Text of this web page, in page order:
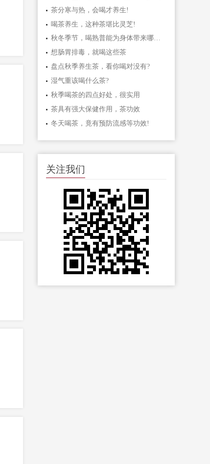
茶分寒与热，会喝才养生!
喝茶养生，这种茶堪比灵芝!
秋冬季节，喝熟普能为身体带来哪些好处?
想肠胃排毒，就喝这些茶
盘点秋季养生茶，看你喝对没有?
湿气重该喝什么茶?
秋季喝茶的四点好处，很实用
茶具有强大保健作用，茶功效
冬天喝茶，竟有预防流感等功效!
关注我们